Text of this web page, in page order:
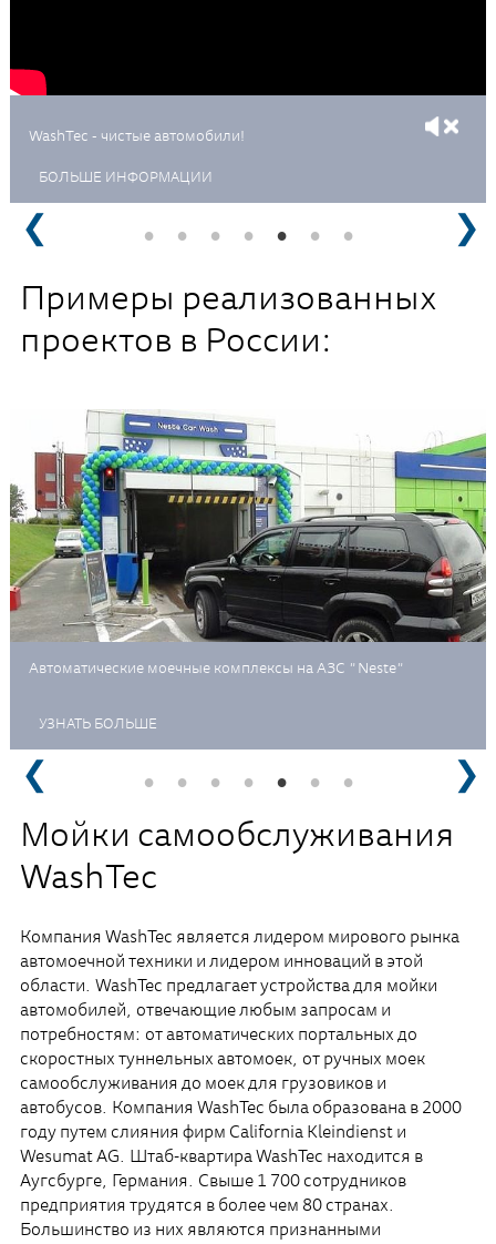
настройки согласия.
WashTec - чистые автомобили!
БОЛЬШЕ ИНФОРМАЦИИ
Примеры реализованных
проектов в России:
Автоматические моечные комплексы на АЗС "Neste"
УЗНАТЬ БОЛЬШЕ
Мойки самообслуживания
WashTec
Компания WashTec является лидером мирового рынка
автомоечной техники и лидером инноваций в этой
области. WashTec предлагает устройства для мойки
автомобилей, отвечающие любым запросам и
потребностям: от автоматических портальных до
скоростных туннельных автомоек, от ручных моек
самообслуживания до моек для грузовиков и
автобусов. Компания WashTec была образована в 2000
году путем слияния фирм California Kleindienst и
Wesumat AG. Штаб-квартира WashTec находится в
Аугсбурге, Германия. Свыше 1 700 сотрудников
предприятия трудятся в более чем 80 странах.
Большинство из них являются признанными